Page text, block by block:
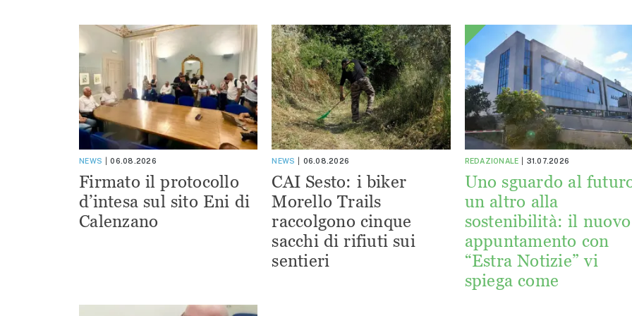
NEWS 06.08.2026
Firmato il protocollo
d’intesa sul sito Eni di
Calenzano
NEWS 06.08.2026
CAI Sesto: i biker
Morello Trails
raccolgono cinque
sacchi di rifiuti sui
sentieri
REDAZIONALE 31.07.2026
Uno sguardo al
un altro alla
sostenibilità: il nuovo
appuntamento con
“Estra Notizie” vi
spiega come